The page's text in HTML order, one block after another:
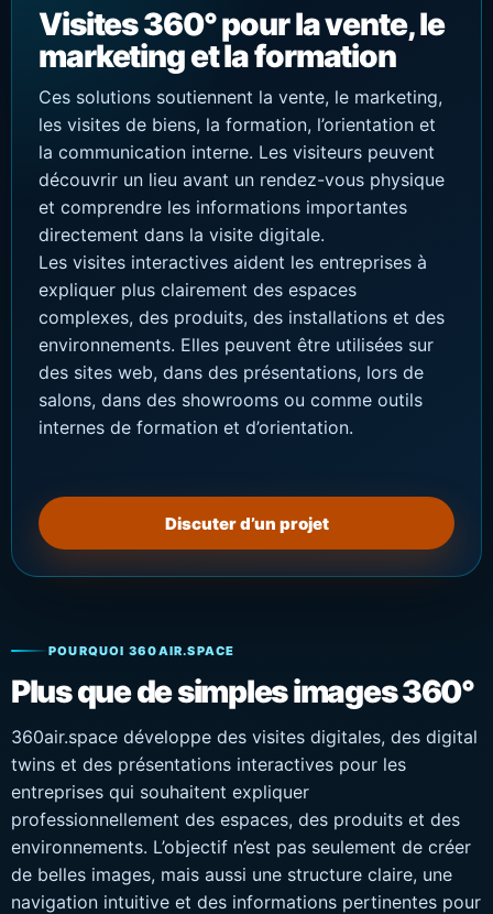
Visites 360° pour la vente, le
marketing et la formation
Ces solutions soutiennent la vente, le marketing,
les visites de biens, la formation, l’orientation et
la communication interne. Les visiteurs peuvent
découvrir un lieu avant un rendez-vous physique
et comprendre les informations importantes
directement dans la visite digitale.
Les visites interactives aident les entreprises à
expliquer plus clairement des espaces
complexes, des produits, des installations et des
environnements. Elles peuvent être utilisées sur
des sites web, dans des présentations, lors de
salons, dans des showrooms ou comme outils
internes de formation et d’orientation.
Discuter d’un projet
POURQUOI 360AIR.SPACE
Plus que de simples images 360°
360air.space développe des visites digitales, des digital
twins et des présentations interactives pour les
entreprises qui souhaitent expliquer
professionnellement des espaces, des produits et des
environnements. L’objectif n’est pas seulement de créer
de belles images, mais aussi une structure claire, une
navigation intuitive et des informations pertinentes pour